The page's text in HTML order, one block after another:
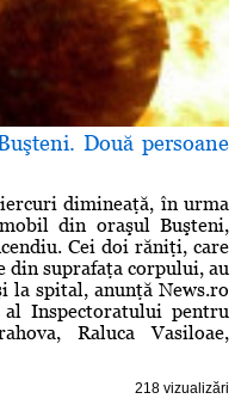
Două persoane
dimineaţă, în urma
din oraşul Buşteni,
Cei doi răniţi, care
din suprafaţa corpului, au
la spital, anunţă News.ro
Inspectoratului pentru
Raluca Vasiloae,
218 vizualizări